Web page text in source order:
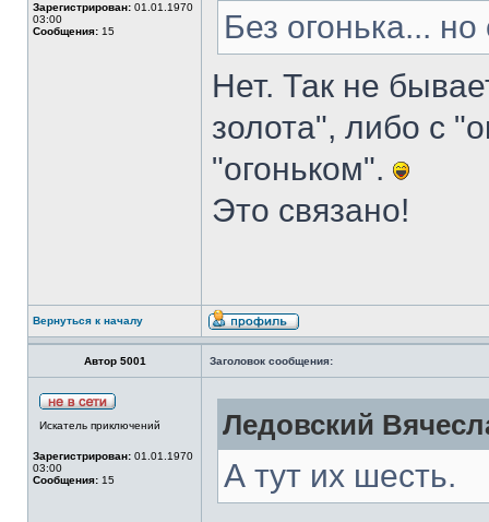
Зарегистрирован: 01.01.1970
03:00
Сообщения: 15
Без огонька...
Нет. Так не
золота", либо с
"огоньком".
Это связано!
Вернуться к началу
Автор 5001 Заголовок сообщения:
Искатель приключений
Зарегистрирован: 01.01.1970
03:00
Сообщения: 15
Ледовский
А тут их шесть.